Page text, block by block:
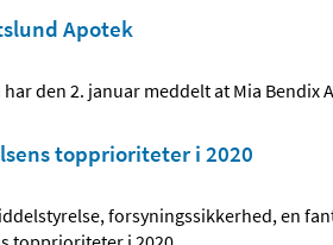
Apotek
den 2. januar meddelt at Mia
topprioriteter i 2020
forsyningssikkerhed, en